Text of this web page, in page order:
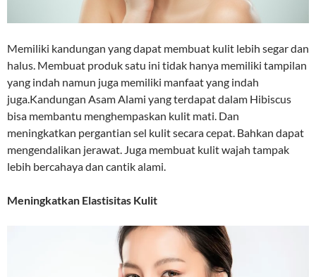
Memiliki kandungan yang dapat membuat kulit lebih segar dan
halus. Membuat produk satu ini tidak hanya memiliki tampilan
yang indah namun juga memiliki manfaat yang indah
juga.Kandungan Asam Alami yang terdapat dalam Hibiscus
bisa membantu menghempaskan kulit mati. Dan
meningkatkan pergantian sel kulit secara cepat. Bahkan dapat
mengendalikan jerawat. Juga membuat kulit wajah tampak
lebih bercahaya dan cantik alami.
Meningkatkan Elastisitas Kulit